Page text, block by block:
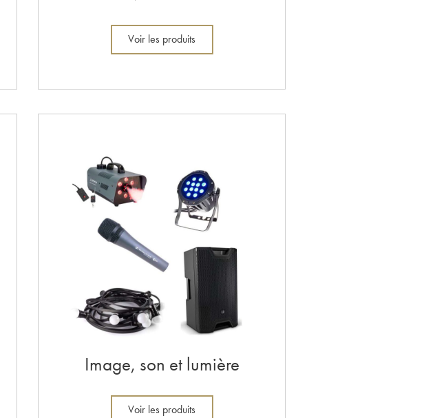
Voir les produits
Image, son et lumière
Voir les produits